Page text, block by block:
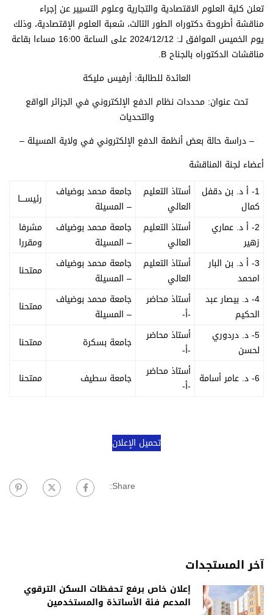
تعلن كلية العلوم الاقتصادية والتجارية وعلوم التسيير عن إجراء
مناقشة أطروحة دكتوراه الطور الثالث، شعبة العلوم الإقتصادية، وذلك
يوم الخميس الموافق لـ: 2024/12/12 على الساعة 16:00 مساءا بقاعة
مناقشات الدكتوراه بالجناح B.
العائدة للطالبة: أرفيس مليكة
تحت عنوان: محددات نظام الدفع الإلكتروني في الجزائر الواقع
والتحديات
– دراسة حالة بعض أنظمة الدفع الإلكتروني في ولاية المسيلة –
أعضاء لجنة المناقشة
1- أ د. بن دقفل
كمال
أستاذ التعليم
العالي
جامعة محمد بوضياف
– المسيلة
رئيســــا
2- أ د. عماري
زهير
أستاذ التعليم
العالي
جامعة محمد بوضياف
– المسيلة
مشرفا
ومقررا
3- أ د. بن البار
امحمد
أستاذ التعليم
العالي
جامعة محمد بوضياف
– المسيلة
ممتحنا
4- د. بيصار عبد
الحكيم
أستاذ محاضر
-أ-
جامعة محمد بوضياف
– المسيلة
ممتحنا
5- د. دردوري
لحسن
أستاذ محاضر
-أ-
جامعة بسكرة ممتحنا
6- د. عامر أسامة
أستاذ محاضر
-أ-
جامعة سطيف ممتحنا
تحميل الإعلان
Share:
آخر المستجدات
إعلان خاص برفع تحفظات السكن الترقوي
المدعم فئة الأساتذة والمستخدمين